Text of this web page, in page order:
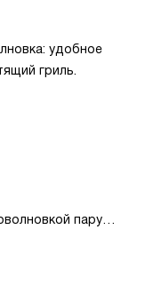
удобное
гриль.
пару
Панель с